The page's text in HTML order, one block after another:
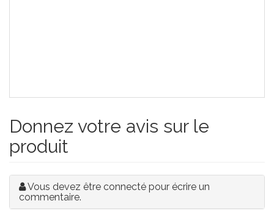
Donnez votre avis sur le
produit
Vous devez être connecté pour écrire un
commentaire.